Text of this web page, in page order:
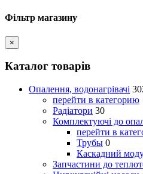
Фільтр магазину
×
Каталог товарів
Опалення, водонагрівачі
перейти в категорию
Радіатори 30
Комплектуючі до
перейти в
Трубы 0
Каскадний
Запчастини до